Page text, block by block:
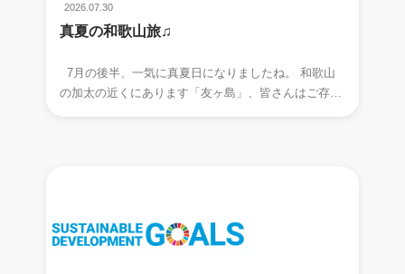
2026.07.30
真夏の和歌山旅♫
の加太の近くにあります「友ヶ島」、皆さんはご存知